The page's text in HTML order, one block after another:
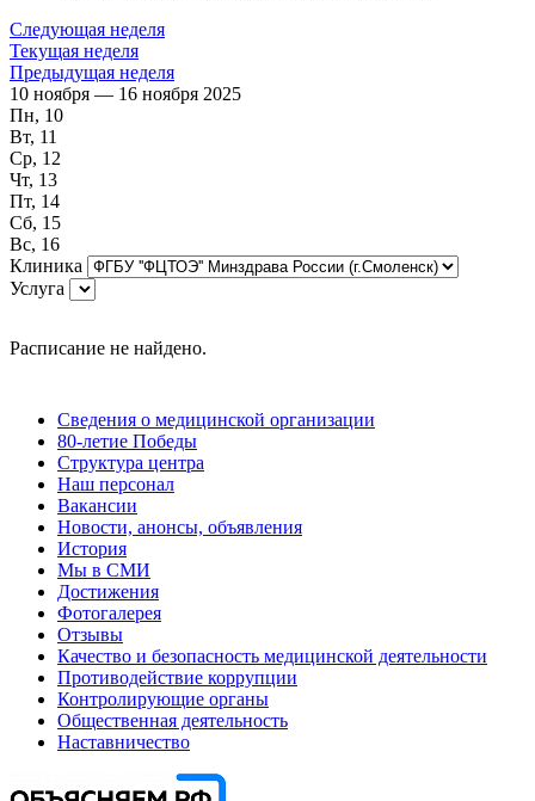
Следующая неделя
Текущая неделя
Предыдущая неделя
10 ноября — 16 ноября 2025
Пн, 10
Вт, 11
Ср, 12
Чт, 13
Пт, 14
Сб, 15
Вс, 16
Клиника
Услуга
Расписание не найдено.
Сведения о медицинской организации
80-летие Победы
Структура центра
Наш персонал
Вакансии
Новости, анонсы, объявления
История
Мы в СМИ
Достижения
Фотогалерея
Отзывы
Качество и безопасность медицинской деятельности
Противодействие коррупции
Контролирующие органы
Общественная деятельность
Наставничество